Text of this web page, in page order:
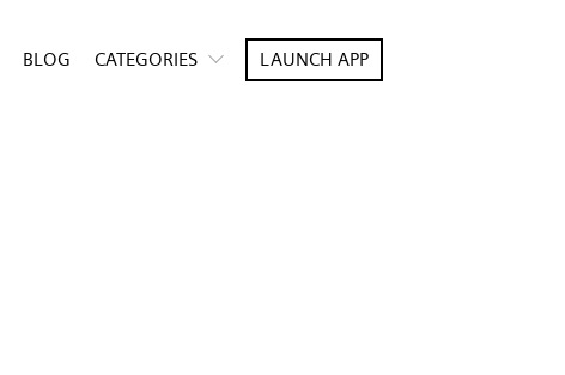
BLOG CATEGORIES LAUNCH APP